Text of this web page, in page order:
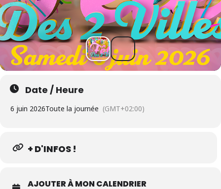
Date / Heure
6 juin 2026Toute la journée (GMT+02:00)
+ D'INFOS !
AJOUTER À MON CALENDRIER